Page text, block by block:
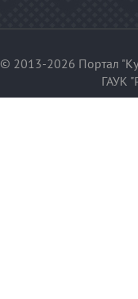
© 2013-2026 Портал
ГАУК